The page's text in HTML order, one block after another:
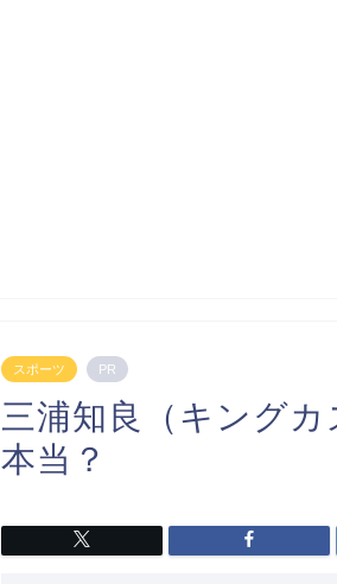
スポーツ PR
三浦知良（キング
本当？